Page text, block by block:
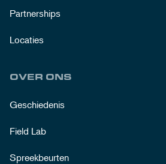
Partnerships
Locaties
OVER ONS
Geschiedenis
Field Lab
Spreekbeurten